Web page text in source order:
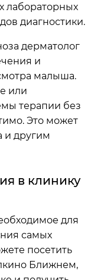
лабораторных
диагностики.
дерматолог
и
малыша.
или
терапии без
Это может
и другим
в клинику
для
самых
посетить
Ближнем,